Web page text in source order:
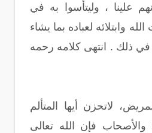
علينا ، وليتأسوا به في
وابتلائه لعباده بما يشاء
في ذلك . انتهى كلامه رحمه
لاتحزن أيها المتألم
والأصحاب فإن الله تعالى